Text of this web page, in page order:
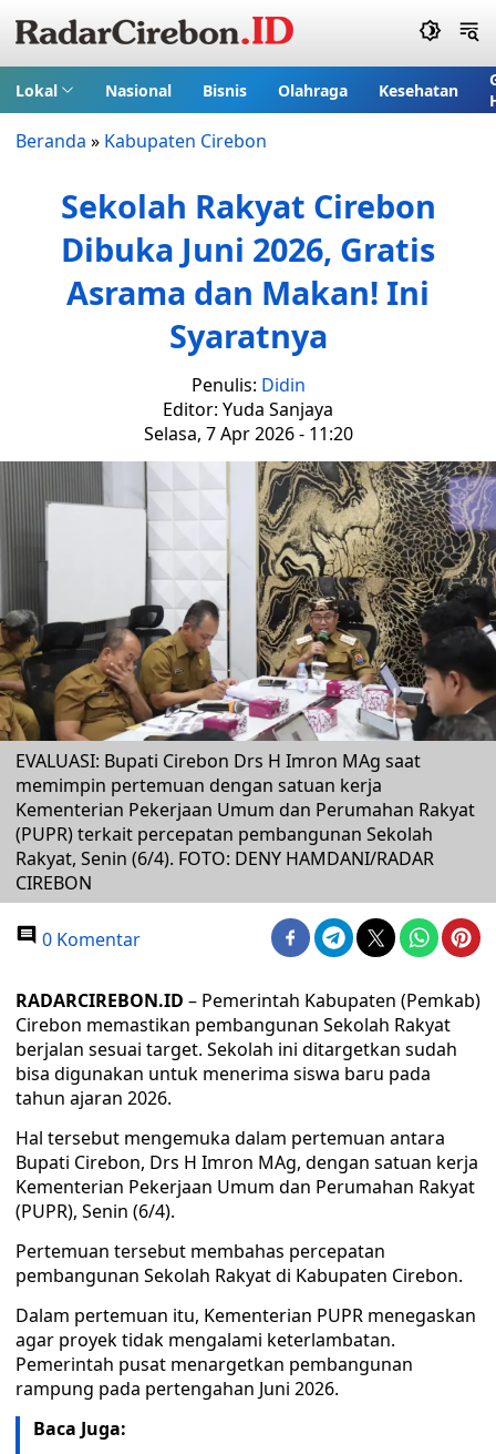
Lokal Nasional Bisnis Olahraga Kesehatan
Beranda » Kabupaten Cirebon
Sekolah Rakyat Cirebon
Dibuka Juni 2026, Gratis
Asrama dan Makan! Ini
Syaratnya
Penulis: Didin
Editor: Yuda Sanjaya
Selasa, 7 Apr 2026 - 11:20
EVALUASI: Bupati Cirebon Drs H Imron MAg saat
memimpin pertemuan dengan satuan kerja
Kementerian Pekerjaan Umum dan Perumahan Rakyat
(PUPR) terkait percepatan pembangunan Sekolah
Rakyat, Senin (6/4). FOTO: DENY HAMDANI/RADAR
CIREBON
0 Komentar
RADARCIREBON.ID – Pemerintah Kabupaten (Pemkab)
Cirebon memastikan pembangunan Sekolah Rakyat
berjalan sesuai target. Sekolah ini ditargetkan sudah
bisa digunakan untuk menerima siswa baru pada
tahun ajaran 2026.
Hal tersebut mengemuka dalam pertemuan antara
Bupati Cirebon, Drs H Imron MAg, dengan satuan kerja
Kementerian Pekerjaan Umum dan Perumahan Rakyat
(PUPR), Senin (6/4).
Pertemuan tersebut membahas percepatan
pembangunan Sekolah Rakyat di Kabupaten Cirebon.
Dalam pertemuan itu, Kementerian PUPR menegaskan
agar proyek tidak mengalami keterlambatan.
Pemerintah pusat menargetkan pembangunan
rampung pada pertengahan Juni 2026.
Baca Juga: